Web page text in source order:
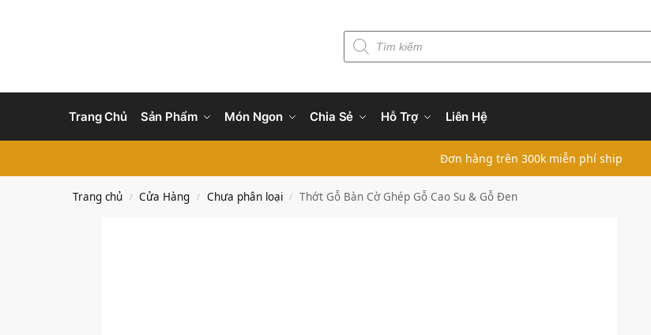
Trang Chủ Sản Phẩm Món Ngon Chia Sẻ Hỗ Trợ Liên Hệ
Đơn hàng trên 300k miễn phí ship
Trang chủ / Cửa Hàng / Chưa phân loại / Thớt Gỗ Bàn Cờ Ghép Gỗ Cao Su & Gỗ Đen